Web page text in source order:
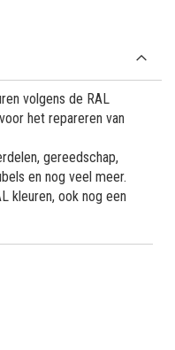
volgens de RAL
het repareren van
gereedschap,
en nog veel meer.
kleuren, ook nog een